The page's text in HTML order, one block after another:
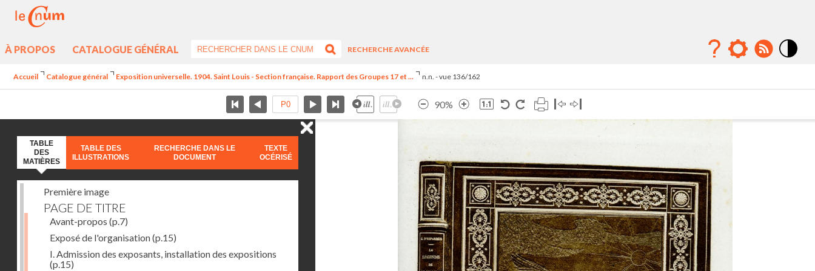
À PROPOS CATALOGUE GÉNÉRAL
RECHERCHE AVANCÉE
Accueil Catalogue général Exposition universelle. 1904. Saint Louis - Section française. Rapport des Groupes 17 et ... n.n. - vue 136/162
90%
TABLE
DES
MATIÈRES
TABLE DES
ILLUSTRATIONS
RECHERCHE DANS LE
DOCUMENT
TEXTE
OCÉRISÉ
Première image
PAGE DE TITRE
Avant-propos (p.7)
Exposé de l'organisation(p.15)
I. Admission des exposants, installation des expositions
(p.15)